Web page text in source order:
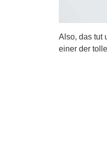
Also, das tut
einer der